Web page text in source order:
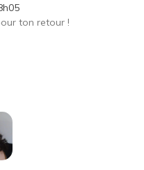
ton retour !